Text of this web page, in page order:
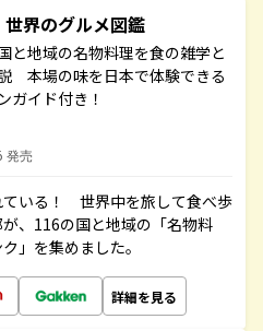
界のグルメ図鑑
と地域の名物料理を食の雑学と
本場の味を日本で体験できる
ガイド付き！
発売
ている！ 世界中を旅して食べ歩
、116の国と地域の「名物料
」を集めました。
詳細を見る